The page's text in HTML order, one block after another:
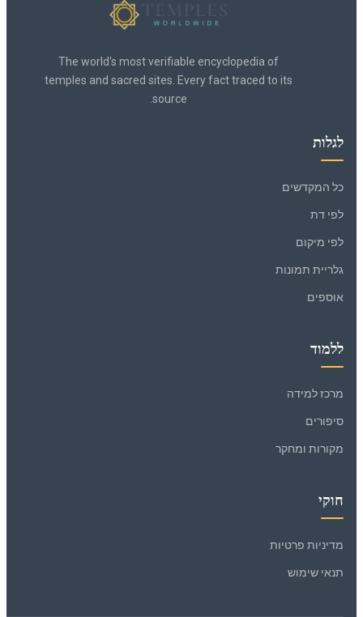
The world's most verifiable encyclopedia of
temples and sacred sites. Every fact traced to its
source.
לגלות
כל המקדשים
לפי דת
לפי מיקום
גלריית תמונות
אוספים
ללמוד
מרכז למידה
סיפורים
מקורות ומחקר
חוקי
מדיניות פרטיות
תנאי שימוש